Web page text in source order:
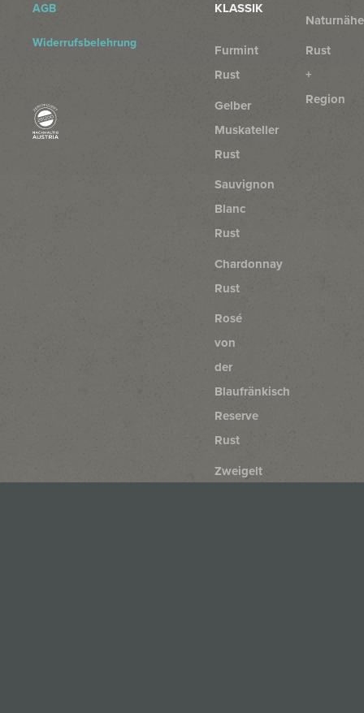
AGB
Widerrufsbelehrung
KLASSIK
Furmint
Rust
Gelber
Muskateller
Rust
Sauvignon
Blanc
Rust
Chardonnay
Rust
Rosé
von
der
Blaufränkisch
Reserve
Rust
Zweigelt
Naturnähe
Rust
+
Region